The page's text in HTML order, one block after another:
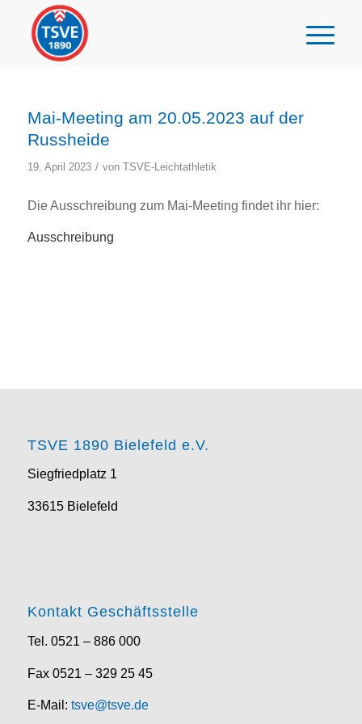
Mai-Meeting am 20.05.2023 auf der
Russheide
19. April 2023 / von TSVE-Leichtathletik
Die Ausschreibung zum Mai-Meeting findet ihr hier:
Ausschreibung
TSVE 1890 Bielefeld e.V.
Siegfriedplatz 1
33615 Bielefeld
Kontakt Geschäftsstelle
Tel. 0521 – 886 000
Fax 0521 – 329 25 45
E-Mail: tsve@tsve.de